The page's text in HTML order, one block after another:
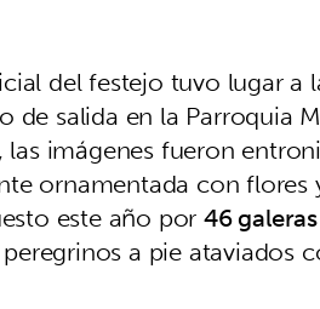
del festejo tuvo lugar a
de salida en la Parroquia
imágenes fueron
ornamentada con
este año por46
a pie ataviados